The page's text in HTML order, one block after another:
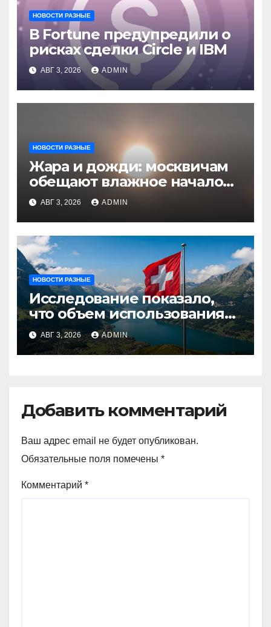
НОВОСТИ РАЗНЫЕ
В Fortune предупредили о
рисках сделки Circle и IBM
АВГ 3, 2026 ADMIN
НОВОСТИ РАЗНЫЕ
Жара и дожди: москвичам
обещают влажное начало
августа
АВГ 3, 2026 ADMIN
НОВОСТИ РАЗНЫЕ
Исследование показало,
что объем использования
криптовалют в Швейцарии
в два раза превышает
аналогичный показатель в
АВГ 3, 2026 ADMIN
Добавить комментарий
Ваш адрес email не будет опубликован.
Обязательные поля помечены *
Комментарий *